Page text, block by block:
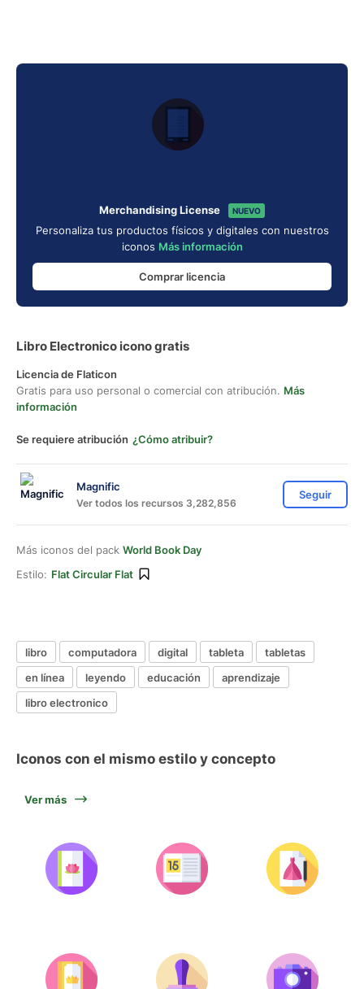
Merchandising License NUEVO
Personaliza tus productos físicos y digitales con nuestros
iconos Más información
Comprar licencia
Libro Electronico icono gratis
Licencia de Flaticon
Gratis para uso personal o comercial con atribución. Más
información
Se requiere atribución ¿Cómo atribuir?
Magnific
Ver todos los recursos 3,282,856
Seguir
Más iconos del pack World Book Day
Estilo: Flat Circular Flat
libro computadora digital tableta
tabletas
en línea
leyendo educación
aprendizaje
libro electronico
Iconos con el mismo estilo y concepto
Ver más